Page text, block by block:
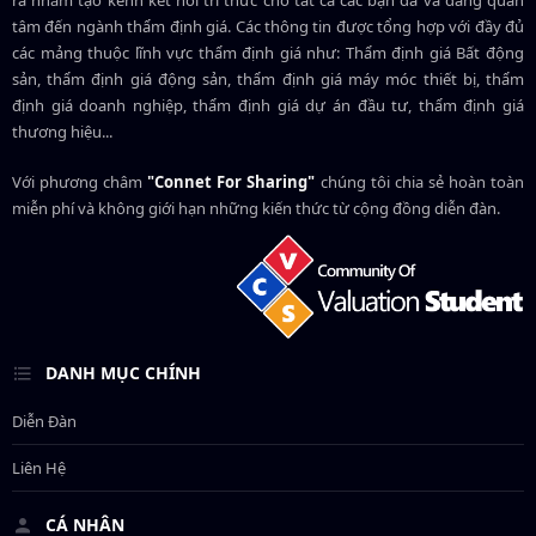
tâm đến ngành thẩm định giá. Các thông tin được tổng hợp với đầy đủ
các mảng thuộc lĩnh vực thẩm định giá như: Thẩm định giá Bất động
sản, thẩm định giá động sản, thẩm định giá máy móc thiết bị, thẩm
định giá doanh nghiệp, thẩm định giá dự án đầu tư, thẩm định giá
thương hiệu...
Với phương châm"Connet For Sharing" chúng tôi chia sẻ hoàn toàn
miễn phí và không giới hạn những kiến thức từ cộng đồng diễn đàn.
DANH MỤC CHÍNH
Diễn Đàn
Liên Hệ
CÁ NHÂN